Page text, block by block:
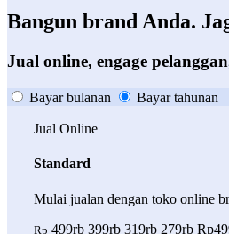
Bangun brand Anda.
Jual online, engage
Bayar bulanan Bayar tahunan
Jual Online
Standard
Mulai jualan dengan toko online
Rp 499rb 399rb 319rb 279rb